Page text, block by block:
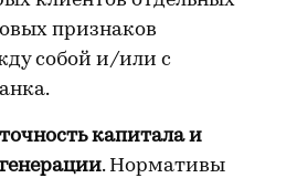
признаков
собой и/или с
капитала и
. Нормативы